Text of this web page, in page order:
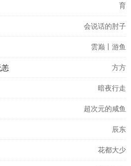
育
会说话的肘子
雲巅丨游鱼
恙 方方
暗夜行走
超次元的咸鱼
辰东
花都大少